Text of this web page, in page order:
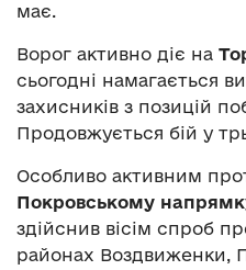
має.
Ворог активно діє на
сьогодні намагається
захисників з позицій
Продовжується бій у
Особливо активним
Покровському
здійснив вісім спроб
районах Воздвиженки,